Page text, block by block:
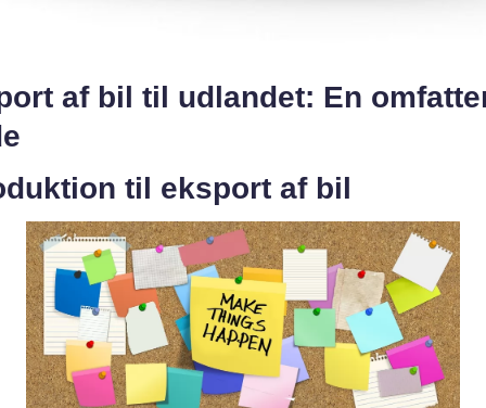
af bil til udlandet: En
til eksport af bil